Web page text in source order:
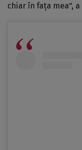
chiar în fața mea”,